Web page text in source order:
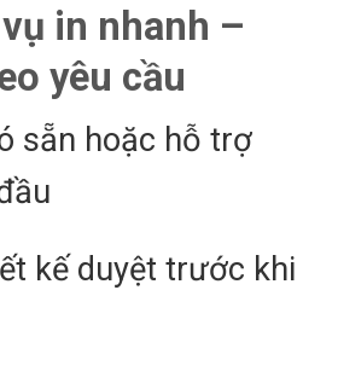
in nhanh –
yêu cầu
sẵn hoặc hỗ trợ
kế duyệt trước khi